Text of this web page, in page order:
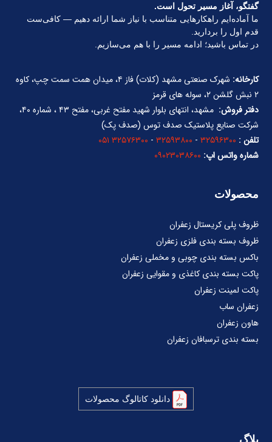
گفتگو، آغاز مسیر تحول است.
ما آماده‌ایم راهکارهایی متناسب با نیاز شما ارائه دهیم — کافی‌ست
قدم اول را بردارید.
در تماس باشید؛ ادامه مسیر را با هم می‌سازیم.
کارخانه:
شهرک صنعتی مشهد (کلات) فاز ۴، میدان همت سمت چپ، کاوه
۲ نبش گلشن ۲، سوله های قرمز
دفتر فروش:
مشهد، انتهای بلوار شهید مفتح غربی، مفتح ۴۳ ، شماره ۴۰،
شرکت صنایع پلاستیک صدف توس (صدف پک)
تلفن : ۳۲۵۹۶۳۰۰ - ۳۲۵۹۳۸۰۰ - ۳۲۵۷۶۳۰۰ ۰۵۱
شماره واتس اپ: ۰۹۰۲۳۰۳۸۶۰۰
محصولات
ظروف پلی کریستال زعفران
ظروف بسته بندی فلزی زعفران
باکس بسته بندی چوبی و مخملی زعفران
پاکت بسته بندی کاغذی و مقوایی زعفران
پاکت لمینت زعفران
زعفران ساب
هاون زعفران
بسته بندی ترسبافان زعفران
دانلود کاتالوگ محصولات
بلاگ